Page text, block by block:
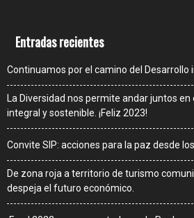
Entradas recientes
Continuamos por el camino del Desarrollo
La Diversidad nos permite andar juntos en
integral y sostenible. ¡Feliz 2023!
Convite SIP: acciones para la paz desde
De zona roja a territorio de turismo
despeja el futuro económico.